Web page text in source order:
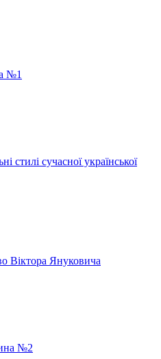
№1
стилі сучасної української
Віктора Януковича
№2